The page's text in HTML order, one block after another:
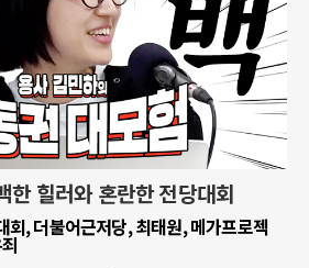
한 힐러와 혼란한 전당대회
회, 더불어근저당, 최태원, 메가프로젝